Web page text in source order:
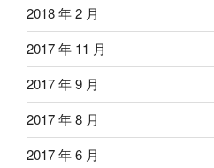
2018 年 2 月
2017 年 11 月
2017 年 9 月
2017 年 8 月
2017 年 6 月